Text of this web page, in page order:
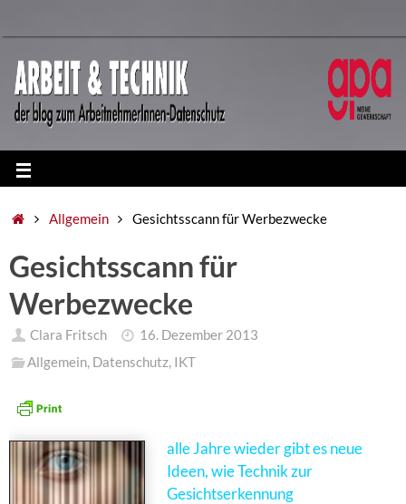
Allgemein Gesichtsscann für Werbezwecke
Gesichtsscann für
Werbezwecke
Clara Fritsch
16. Dezember 2013
Allgemein, Datenschutz, IKT
alle Jahre wieder gibt es neue
Ideen, wie Technik zur
Gesichtserkennung